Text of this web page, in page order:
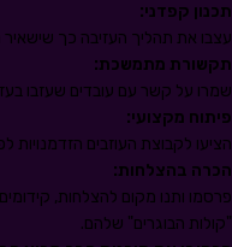
תכנון קפדני:
עצבו את תהליך העזיבה כך שישאיר
תקשורת מתמשכת:
שמרו על קשר עם עובדים שעזבו
פיתוח מקצועי:
הציעו לקבוצת העוזבים הזדמנויות
הכרה בהצלחות:
פרסמו ותנו מקום להצלחות,
"קולות הבוגרים" שלהם.